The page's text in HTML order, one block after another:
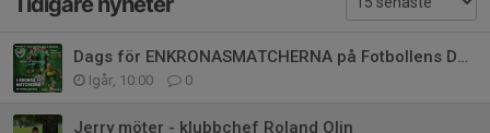
Dags för ENKRONASMATCHERNA på Fotbollens Dag!
Igår, 10:00 0
Jerry möter - klubbchef Roland Olin